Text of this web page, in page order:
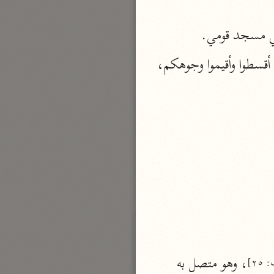
تيسير الكريم الرحمن
السعدي (١٣٧٦ هـ)
نحو ٤ مجلدات
نحو ١٥ مجلدًا
مسجد قومي.